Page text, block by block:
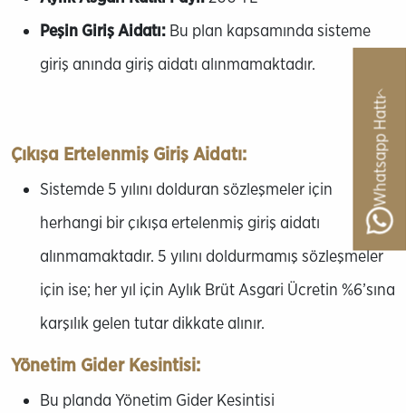
Peşin Giriş Aidatı: Bu plan kapsamında sisteme
giriş anında giriş aidatı alınmamaktadır.
Çıkışa Ertelenmiş Giriş Aidatı:
Sistemde 5 yılını dolduran sözleşmeler için
herhangi bir çıkışa ertelenmiş giriş aidatı
alınmamaktadır. 5 yılını doldurmamış sözleşmeler
için ise; her yıl için Aylık Brüt Asgari Ücretin %6’sına
karşılık gelen tutar dikkate alınır.
Yönetim Gider Kesintisi:
Bu planda Yönetim Gider Kesintisi
Whatsapp Hattı